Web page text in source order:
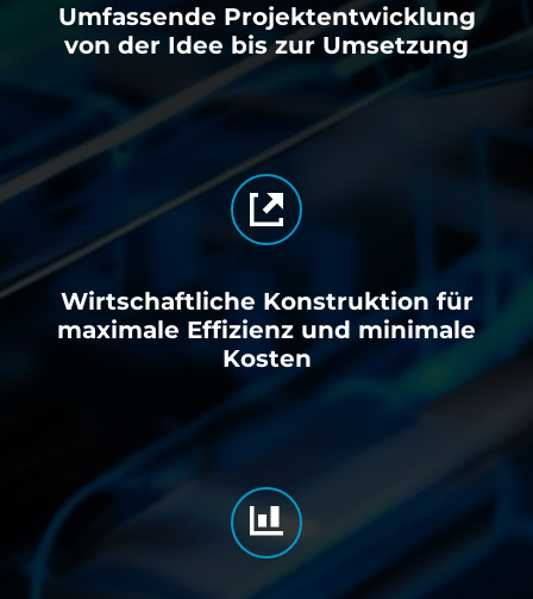
Umfassende Projektentwicklung
von der Idee bis zur Umsetzung
Wirtschaftliche Konstruktion für
maximale Effizienz und minimale
Kosten